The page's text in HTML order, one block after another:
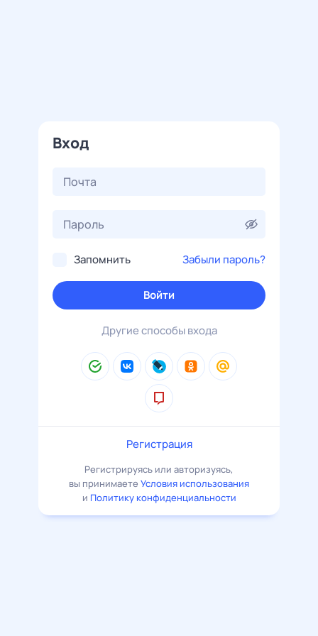
Вход
Запомнить Забыли пароль?
Войти
Другие способы входа
Регистрация
Регистрируясь или авторизуясь,
вы принимаете Условия использования
и Политику конфиденциальности